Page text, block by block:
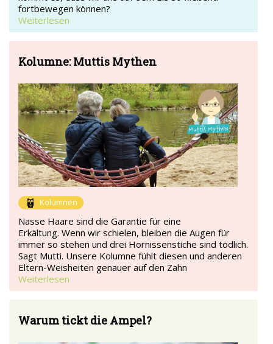
fortbewegen können?
Weiterlesen
Kolumne: Muttis Mythen
Kolumnen
Nasse Haare sind die Garantie für eine
Erkältung. Wenn wir schielen, bleiben die Augen für
immer so stehen und drei Hornissenstiche sind tödlich.
Sagt Mutti. Unsere Kolumne fühlt diesen und anderen
Eltern-Weisheiten genauer auf den Zahn
Weiterlesen
Warum tickt die Ampel?